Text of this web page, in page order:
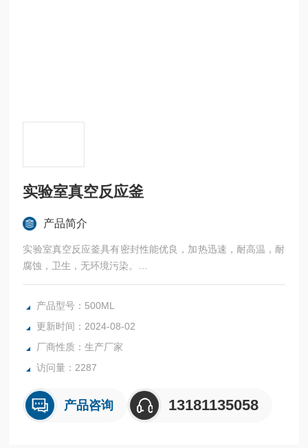
实验室真空反应釜
产品简介
实验室真空反应釜具有密封性能优良，加热迅速，耐高温，耐
腐蚀，卫生，无环境污染。
广泛应用于科研，实验室试验，化工，食品，涂料，热熔胶，
硅胶，油漆，医药，石油化工生产中的反应，蒸发，合成，聚
内表面采用镜面抛光，确保卫生洁净*。
所有反应釜均可接受客户的个性化定制。
产品型号：500ML
更新时间：2024-08-02
厂商性质：生产厂家
访问量：2287
产品咨询 13181135058